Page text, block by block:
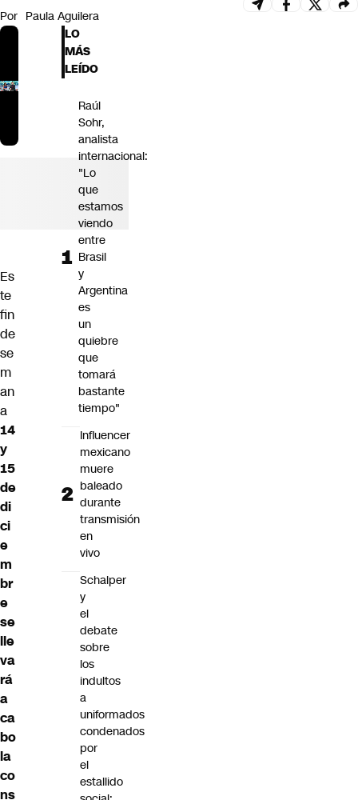
Por Paula Aguilera
Es
te
fin
de
se
m
an
a
14
y
15
de
di
ci
e
m
br
e
se
lle
va
rá
a
ca
bo
la
co
ns
LO
MÁS
LEÍDO
Raúl
Sohr,
analista
internacional:
"Lo
que
estamos
viendo
entre
Brasil
y
Argentina
es
un
quiebre
que
tomará
bastante
tiempo"
Influencer
mexicano
muere
baleado
durante
transmisión
en
vivo
Schalper
y
el
debate
sobre
los
indultos
a
uniformados
condenados
por
el
estallido